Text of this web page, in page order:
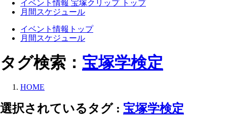
イベント情報 宝塚クリップ トップ
月間スケジュール
イベント情報トップ
月間スケジュール
タグ検索： 宝塚学検定
HOME
選択されているタグ : 宝塚学検定